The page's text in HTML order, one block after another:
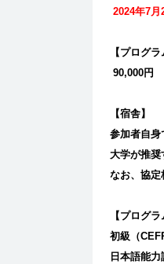
2024年7月
【プログラ
90,000円
【宿舎】
参加者自身
大学が推奨
なお、協定
【プログラ
初級（
日本語能力